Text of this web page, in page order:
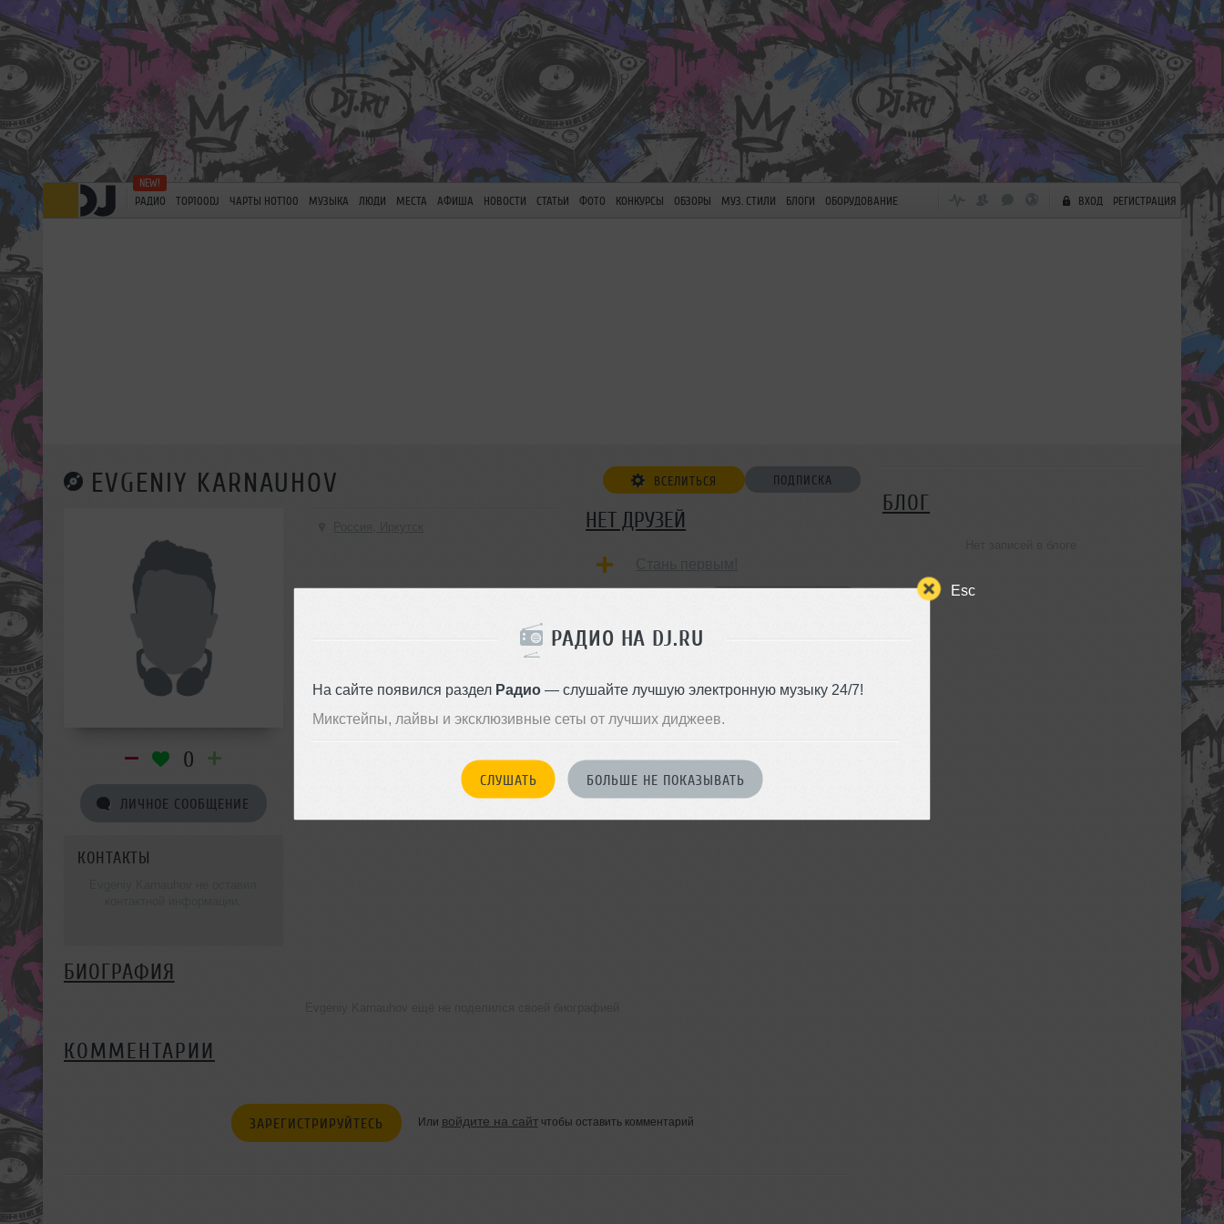
Esc
РАДИО НА DJ.RU
На сайте появился раздел Радио— слушайте лучшую электронную музыку 24/7!
Микстейпы, лайвы и эксклюзивные сеты от лучших диджеев.
СЛУШАТЬ БОЛЬШЕ НЕ ПОКАЗЫВАТЬ
РАДИО TOP100DJ ЧАРТЫ HOT100 МУЗЫКА ЛЮДИ МЕСТА АФИША НОВОСТИ СТАТЬИ ФОТО КОНКУРСЫ ОБЗОРЫ МУЗ. СТИЛИ БЛОГИ ОБОРУДОВАНИЕ ВХОД РЕГИСТРАЦИЯ
EVGENIY KARNAUHOV ПОДПИСКА
ВСЕЛИТЬСЯ
0
ЛИЧНОЕ СООБЩЕНИЕ
КОНТАКТЫ
НЕТ ДРУЗЕЙ
БИОГРАФИЯ
КОММЕНТАРИИ
ЗАРЕГИСТРИРУЙТЕСЬ Или войдите на сайтчтобы оставить комментарий
БЛОГ